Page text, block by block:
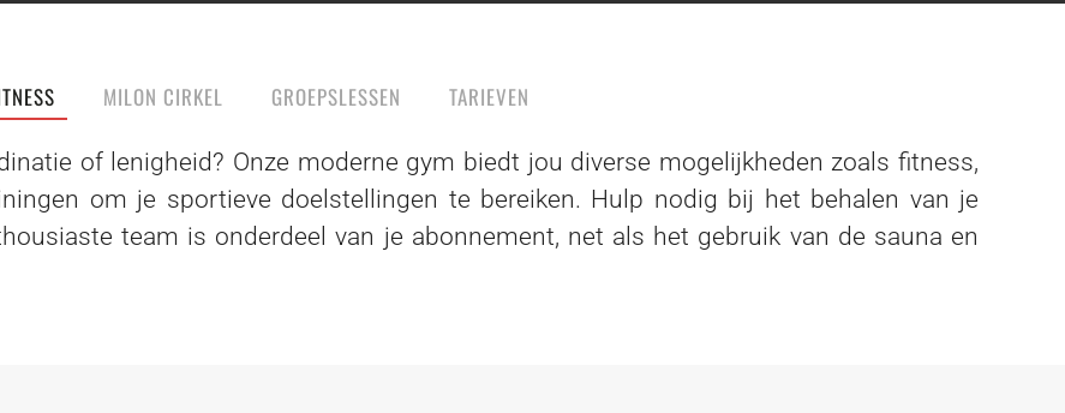
MILON CIRKEL GROEPSLESSEN TARIEVEN
of lenigheid? Onze moderne gym biedt jou diverse mogelijkheden zoals fitness,
om je sportieve doelstellingen te bereiken. Hulp nodig bij het behalen van je
team is onderdeel van je abonnement, net als het gebruik van de sauna en